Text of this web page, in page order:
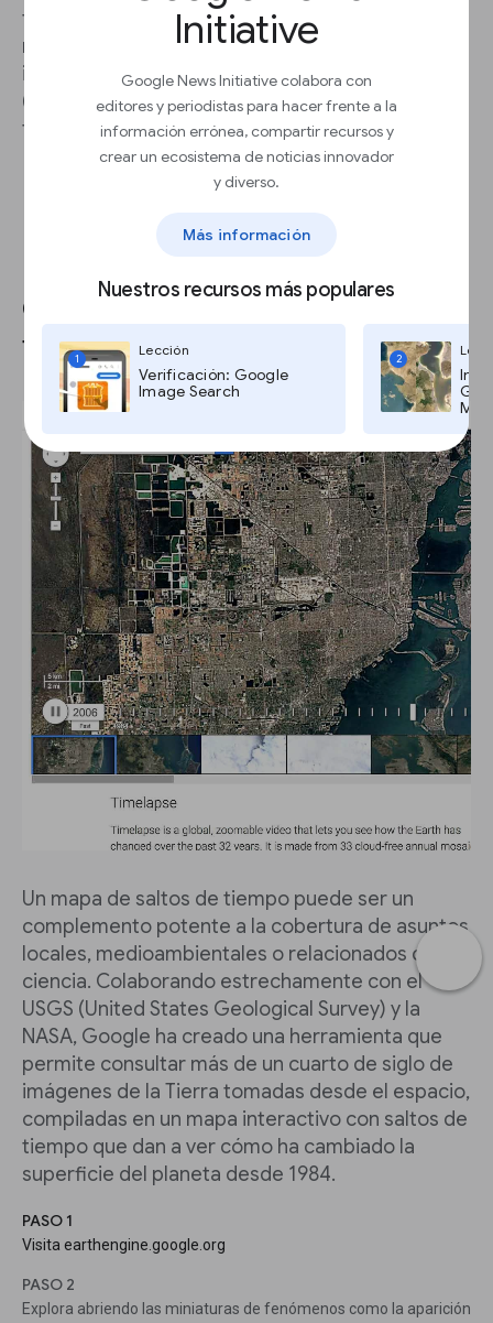
Initiative
Google News Initiative colabora con
editores y periodistas para hacer frente a la
información errónea, compartir recursos y
crear un ecosistema de noticias innovador
y diverso.
Más información
Nuestros recursos más populares
1
Lección
Verificación: Google
Image Search
2
tu ordenador para guardar la imagen que
necesites. Recuerda dar el crédito de las
imágenes a Google Maps Street View
(visita
google.com/permissionso ve a nuestro
tutorial de Permissions para más detalles).
Google Earth Engine: Saltos de
tiempo de Landsat.
Un mapa de saltos de tiempo puede ser un
complemento potente a la cobertura de asuntos
locales, medioambientales o relacionados con la
ciencia. Colaborando estrechamente con el
USGS (United States Geological Survey) y la
NASA, Google ha creado una herramienta que
permite consultar más de un cuarto de siglo de
imágenes de la Tierra tomadas desde el espacio,
compiladas en un mapa interactivo con saltos de
tiempo que dan a ver cómo ha cambiado la
superficie del planeta desde 1984.
PASO 1
Visita earthengine.google.org
PASO 2
Explora abriendo las miniaturas de fenómenos como la aparición